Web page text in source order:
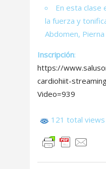
En esta clase
la fuerza y
Abdomen,
Inscripción:
https://
cardiohiit-
Video=939
121 total views